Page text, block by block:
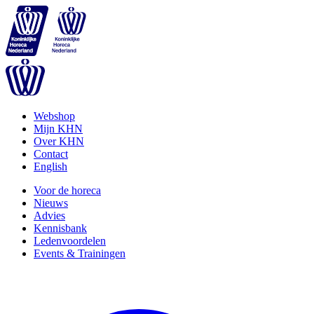
Webshop
Mijn KHN
Over KHN
Contact
English
Voor de horeca
Nieuws
Advies
Kennisbank
Ledenvoordelen
Events & Trainingen